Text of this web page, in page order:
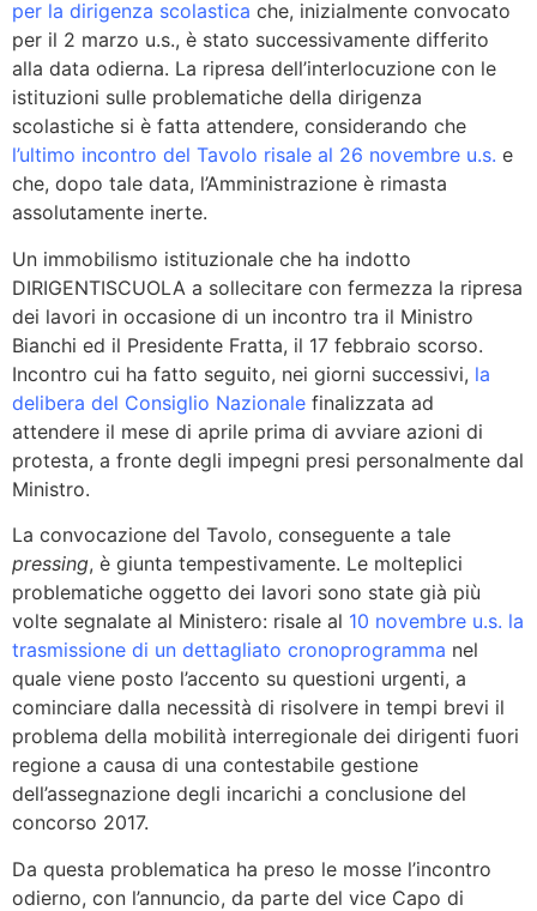
per la dirigenza scolastica che, inizialmente convocato
per il 2 marzo u.s., è stato successivamente differito
alla data odierna. La ripresa dell’interlocuzione con le
istituzioni sulle problematiche della dirigenza
scolastiche si è fatta attendere, considerando che
l’ultimo incontro del Tavolo risale al 26 novembre u.s. e
che, dopo tale data, l’Amministrazione è rimasta
assolutamente inerte.
Un immobilismo istituzionale che ha indotto
DIRIGENTISCUOLA a sollecitare con fermezza la ripresa
dei lavori in occasione di un incontro tra il Ministro
Bianchi ed il Presidente Fratta, il 17 febbraio scorso.
Incontro cui ha fatto seguito, nei giorni successivi, la
delibera del Consiglio Nazionale finalizzata ad
attendere il mese di aprile prima di avviare azioni di
protesta, a fronte degli impegni presi personalmente dal
Ministro.
La convocazione del Tavolo, conseguente a tale
pressing, è giunta tempestivamente. Le molteplici
problematiche oggetto dei lavori sono state già più
volte segnalate al Ministero: risale al 10 novembre u.s. la
trasmissione di un dettagliato cronoprogramma nel
quale viene posto l’accento su questioni urgenti, a
cominciare dalla necessità di risolvere in tempi brevi il
problema della mobilità interregionale dei dirigenti fuori
regione a causa di una contestabile gestione
dell’assegnazione degli incarichi a conclusione del
concorso 2017.
Da questa problematica ha preso le mosse l’incontro
odierno, con l’annuncio, da parte del vice Capo di